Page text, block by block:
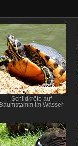
Schildkröte auf
Baumstamm im Wasser